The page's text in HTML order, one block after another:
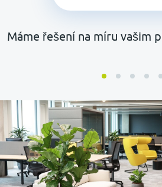
Máme řešení na míru vašim